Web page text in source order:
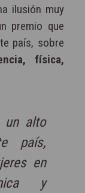
ilusión muy
premio que
país, sobre
física,
un alto
país,
en
y